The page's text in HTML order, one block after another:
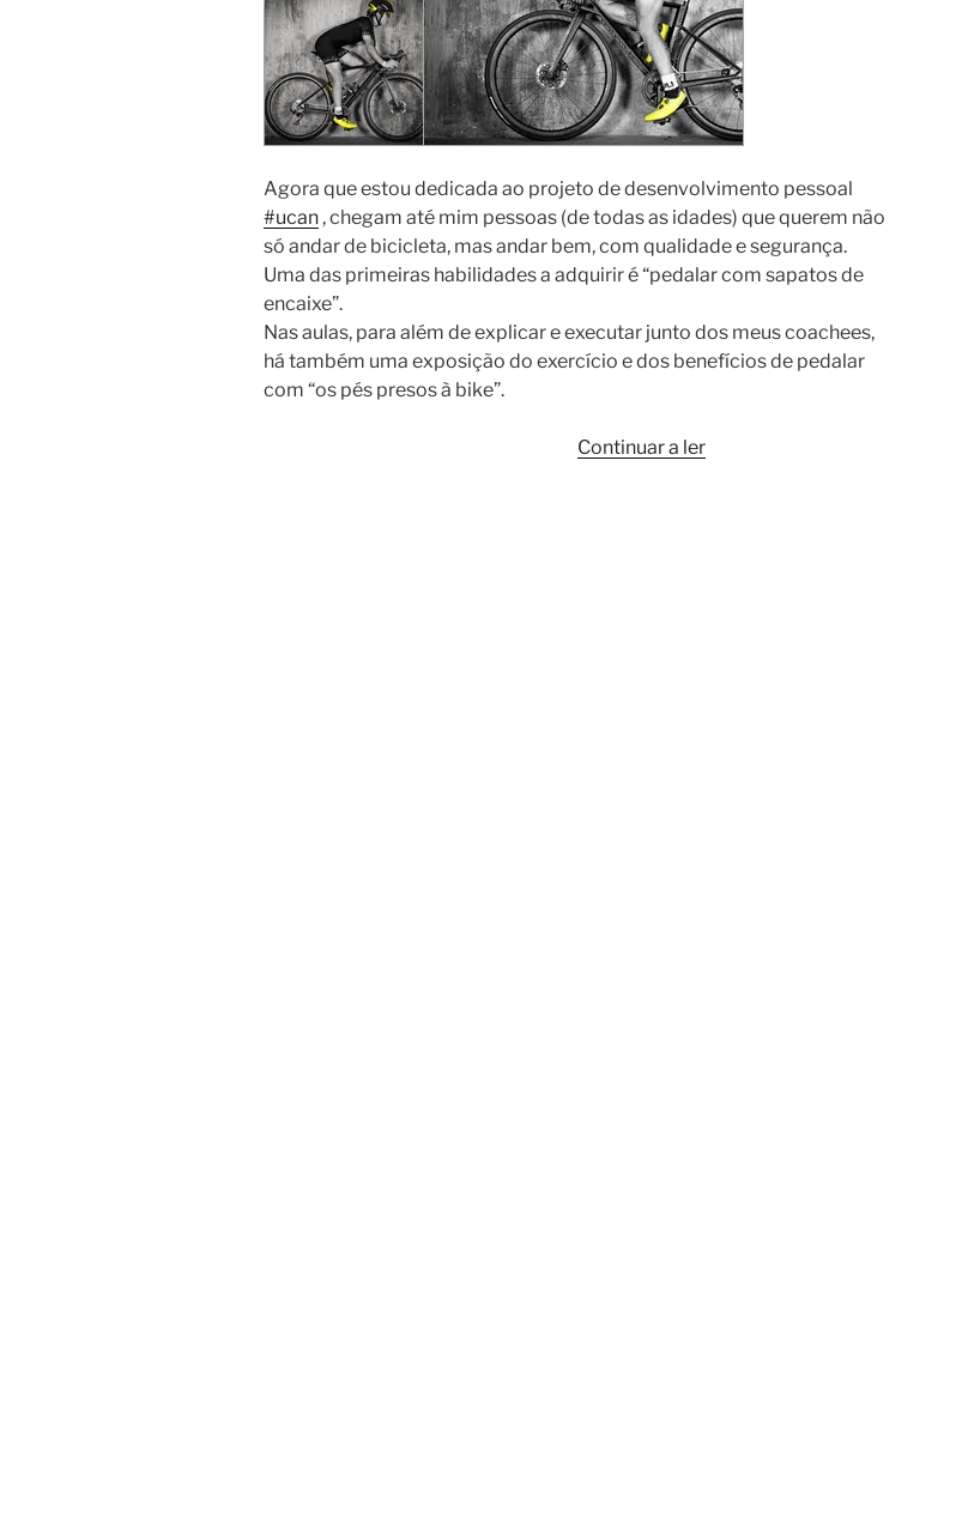
Agora que estou dedicada ao projeto de desenvolvimento pessoal
#ucan , chegam até mim pessoas (de todas as idades) que querem não
só andar de bicicleta, mas andar bem, com qualidade e segurança.
Uma das primeiras habilidades a adquirir é “pedalar com sapatos de
encaixe”.
Nas aulas, para além de explicar e executar junto dos meus coachees,
há também uma exposição do exercício e dos benefícios de pedalar
com “os pés presos à bike”.
Continuar a ler“Como